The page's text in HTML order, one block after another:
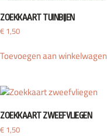
ZOEKKAART TUINBIJEN
€ 1,50
Toevoegen aan winkelwagen
ZOEKKAART ZWEEFVLIEGEN
€ 1,50